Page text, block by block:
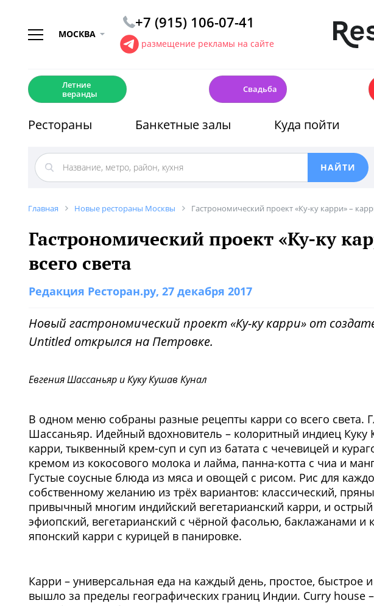
МОСКВА
+7 (915) 106-07-41
размещение рекламы на сайте
Летние
веранды
Свадьба
Рестораны Банкетные залы Куда пойти
Главная Новые рестораны Москвы Гастрономический проект «Ку-ку карри» –
Гастрономический проект «Ку-ку
всего света
Редакция Ресторан.ру, 27 декабря 2017
Новый гастрономический проект «Ку-ку карри» от
Untitled открылся на Петровке.
Евгения Шассаньяр и Куку Кушав Кунал
В одном меню собраны разные рецепты карри со всего света.
Шассаньяр. Идейный вдохновитель – колоритный индиец
карри, тыквенный крем-суп и суп из батата с чечевицей и
кремом из кокосового молока и лайма, панна-котта с чиа и
Густые соусные блюда из мяса и овощей с рисом. Рис для
собственному желанию из трёх вариантов: классический,
привычный многим индийский вегетарианский карри, и
эфиопский, вегетарианский с чёрной фасолью, баклажанами
японский карри с курицей в панировке.
1/4
Карри – универсальная еда на каждый день, простое, быстрое
вышло за пределы географических границ Индии. Curry house